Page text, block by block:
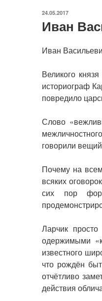
ОПУБЛИКОВАНО
24.05.2017
Иван
Иван
Великого
историограф
повредило
Слово
говорили
Почему на
всяких
сих пор
Ларчик
одержимыми
известного
что рождён
отчётливо
действия